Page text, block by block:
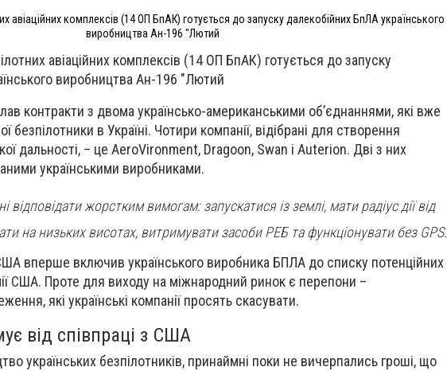
авіаційних комплексів (14 ОП БпАК) готується до запуску далекобійних БпЛА українського
виробництва Ан-196 "Лютий
авіаційних комплексів (14 ОП БпАК) готується до запуску
виробництва Ан-196 "Лютий
контракти з двома українсько-американськими об’єднаннями, які вже
безпілотники в Україні. Чотири компанії, відібрані для створення
дальності, – це AeroVironment, Dragoon, Swan і Auterion. Дві з них
українськими виробниками.
жорстким вимогам: запускатися із землі, мати радіус дії від
на низьких висотах, витримувати засоби РЕБ та функціонувати без GPS.
вперше включив українського виробника БПЛА до списку потенційних
США. Проте для виходу на міжнародний ринок є перепони –
які українські компанії просять скасувати.
від співпраці з США
українських безпілотників, принаймні поки не вичерпались гроші, що